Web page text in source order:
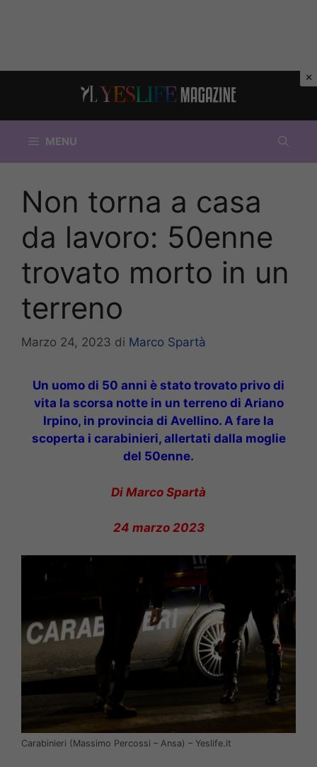
MENU
Non torna a casa
da lavoro: 50enne
trovato morto in un
terreno
Marzo 24, 2023 di Marco Spartà
Un uomo di 50 anni è stato trovato privo di
vita la scorsa notte in un terreno di Ariano
Irpino, in provincia di Avellino. A fare la
scoperta i carabinieri, allertati dalla moglie
del 50enne.
Di Marco Spartà
24 marzo 2023
Carabinieri (Massimo Percossi – Ansa) – Yeslife.it